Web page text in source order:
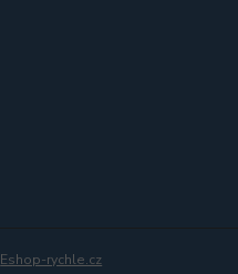
Eshop-rychle.cz